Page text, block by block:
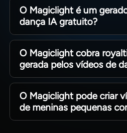
atraente.
que inclua tudo o que
O Magiclight é um
dança IA gratuito?
Sim. Uma vez que você se
obtém créditos gratuitos
criar vídeos de dança
rápida.
O Magiclight cobra
gerada pelos vídeos de
Não. O Magiclight não
pelos vídeos que você cria
Tudo o que você faz se
exclusiva.
O Magiclight pode criar
de meninas pequenas